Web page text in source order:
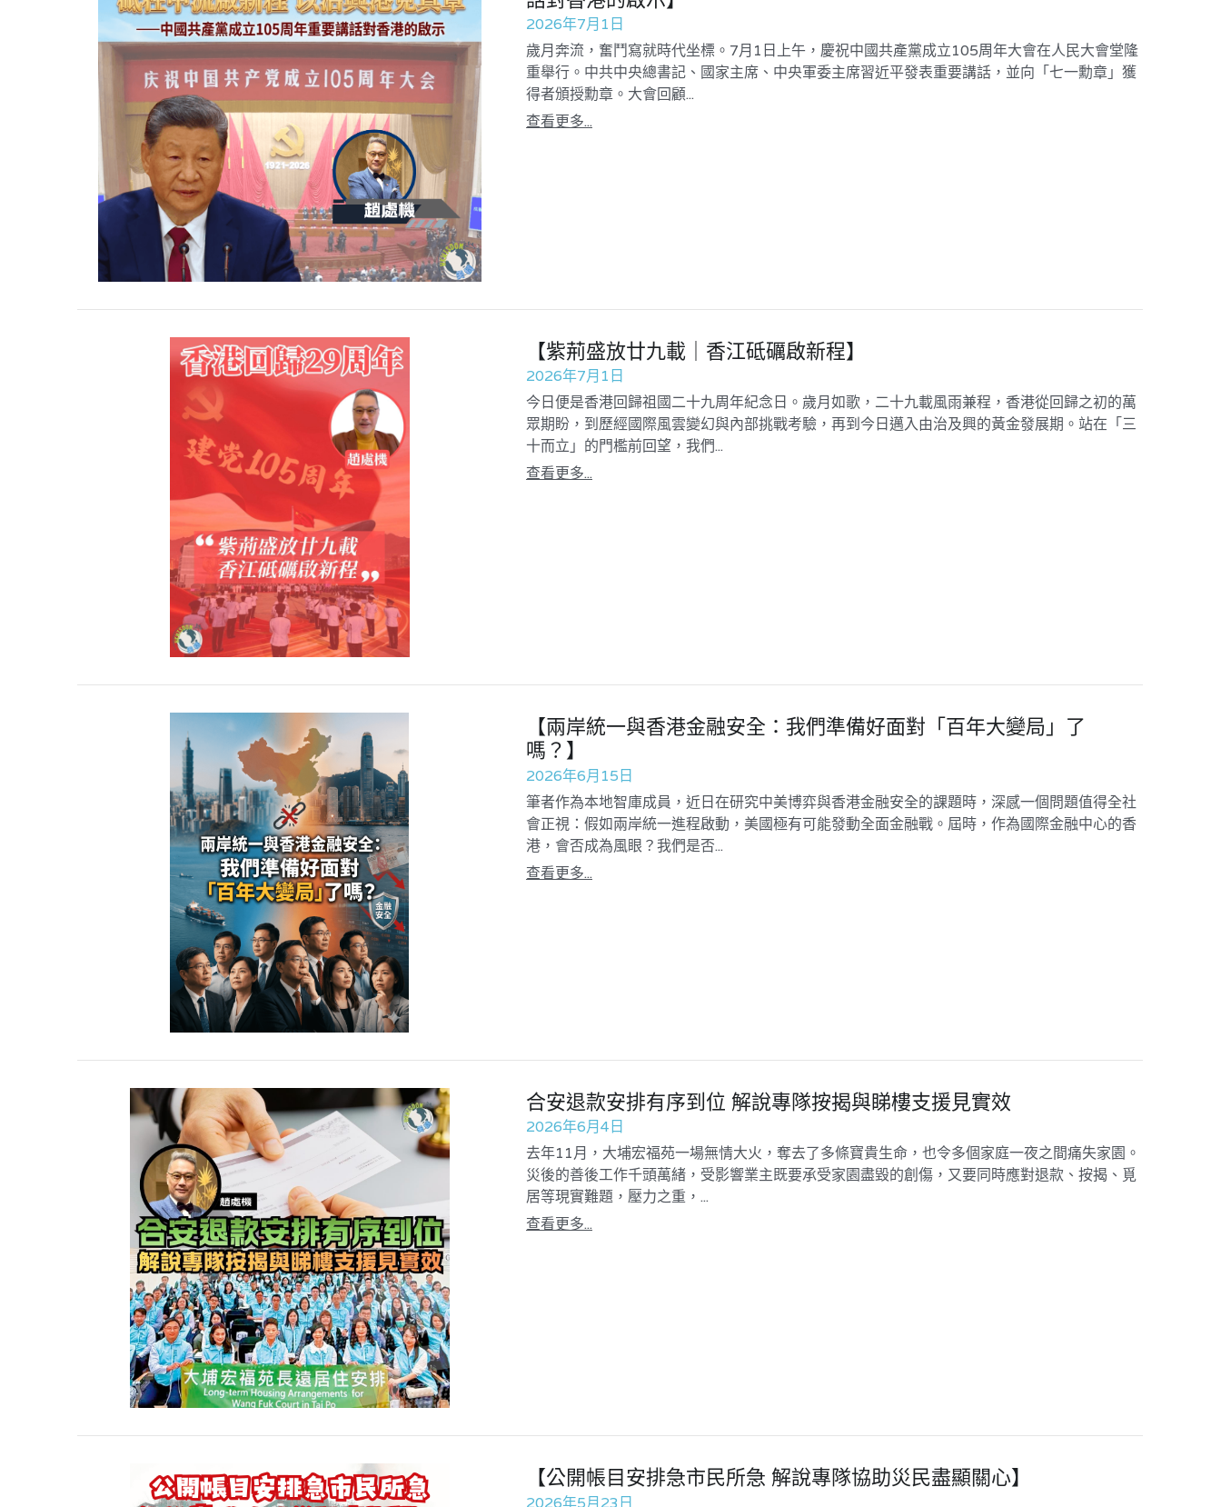
2026年7月1日
歲月奔流，奮鬥寫就時代坐標。7月1日上午，慶祝中國共產黨成立105周年大會在人民大會堂隆
重舉行。中共中央總書記、國家主席、中央軍委主席習近平發表重要講話，並向「七一勳章」獲
得者頒授勳章。大會回顧...
查看更多...
【紫荊盛放廿九載｜香江砥礪啟新程】
2026年7月1日
今日便是香港回歸祖國二十九周年紀念日。歲月如歌，二十九載風雨兼程，香港從回歸之初的萬
眾期盼，到歷經國際風雲變幻與內部挑戰考驗，再到今日邁入由治及興的黃金發展期。站在「三
十而立」的門檻前回望，我們...
查看更多...
【兩岸統一與香港金融安全：我們準備好面對「百年大變局」了
嗎？】
2026年6月15日
筆者作為本地智庫成員，近日在研究中美博弈與香港金融安全的課題時，深感一個問題值得全社
會正視：假如兩岸統一進程啟動，美國極有可能發動全面金融戰。屆時，作為國際金融中心的香
港，會否成為風眼？我們是否...
查看更多...
合安退款安排有序到位 解說專隊按揭與睇樓支援見實效
2026年6月4日
去年11月，大埔宏福苑一場無情大火，奪去了多條寶貴生命，也令多個家庭一夜之間痛失家園。
災後的善後工作千頭萬緒，受影響業主既要承受家園盡毀的創傷，又要同時應對退款、按揭、覓
居等現實難題，壓力之重，...
查看更多...
【公開帳目安排急市民所急 解說專隊協助災民盡顯關心】
2026年5月23日